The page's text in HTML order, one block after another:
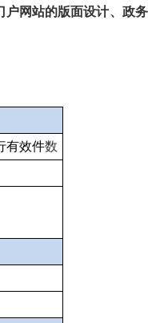
网站的版面设计、政
有效件数